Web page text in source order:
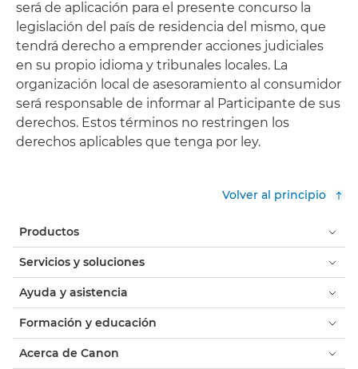
será de aplicación para el presente concurso la
legislación del país de residencia del mismo, que
tendrá derecho a emprender acciones judiciales
en su propio idioma y tribunales locales. La
organización local de asesoramiento al consumidor
será responsable de informar al Participante de sus
derechos. Estos términos no restringen los
derechos aplicables que tenga por ley.
Volver al principio
Productos
Servicios y soluciones
Ayuda y asistencia
Formación y educación
Acerca de Canon